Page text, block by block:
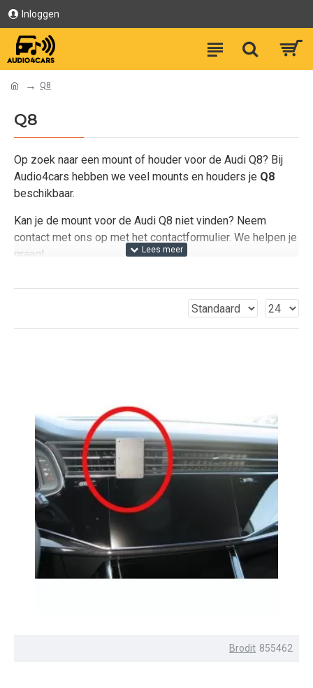
Inloggen
Q8
Q8
Op zoek naar een mount of houder voor de Audi Q8? Bij
Audio4cars hebben we veel mounts en houders je Q8
beschikbaar.
Kan je de mount voor de Audi Q8 niet vinden? Neem
contact met ons op met het contactformulier. We helpen je
graag!
Brodit 855462